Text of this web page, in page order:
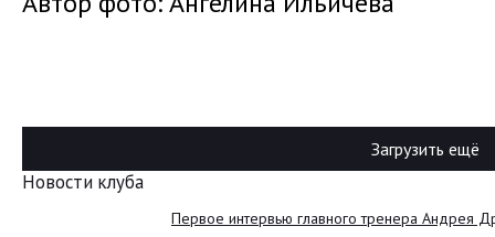
Загрузить ещё
Новости клуба
Первое интервью главного тренера Андрея